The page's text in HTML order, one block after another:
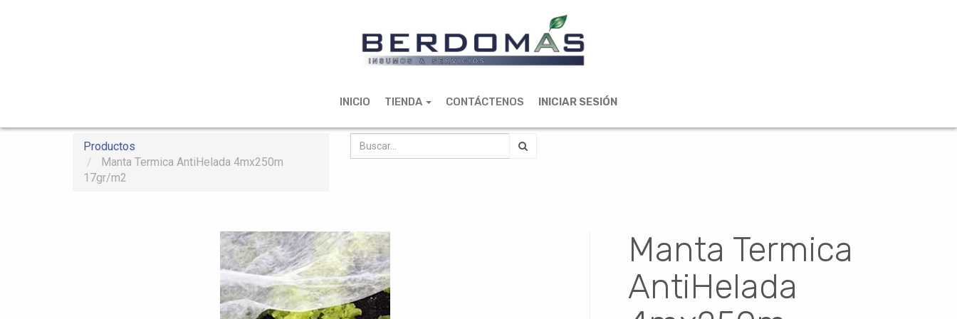
INICIO TIENDA CONTÁCTENOS INICIAR SESIÓN
Productos
Manta Termica AntiHelada 4mx250m
17gr/m2
Manta Termica
AntiHelada